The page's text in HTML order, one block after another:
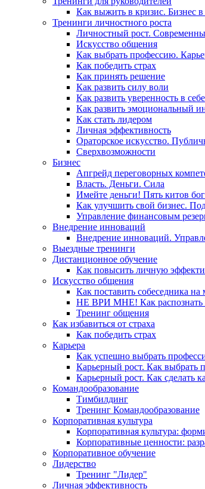
Как выжить в кризис. Бизнес в
Тренинги личностного роста
Личностный рост.
Искусство общения
Как выбрать профессию.
Как победить страх
Как принять решение
Как развить силу воли
Как развить уверенность в себе
Как развить эмоциональный
Как стать лидером
Личная эффективность
Ораторское искусство.
Сверхвозможности
Бизнес
Апгрейд переговорных
Власть. Деньги. Сила
Имейте деньги! Пять китов
Как улучшить свой бизнес.
Управление финансовым
Внедрение инноваций
Внедрение инноваций.
Выездные тренинги
Дистанционное обучение
Как повысить личную
Искусство общения
Как поставить собеседника на
НЕ ВРИ МНЕ! Как распознать
Тренинг общения
Как избавиться от страха
Как победить страх
Карьера
Как успешно выбрать
Карьерный рост. Как выбрать
Карьерный рост. Как сделать
Командообразование
Тимбилдинг
Тренинг Командообразование
Корпоративная культура
Корпоративная культура:
Корпоративные ценности:
Корпоративное обучение
Лидерство
Тренинг "Лидер"
Личная эффективность